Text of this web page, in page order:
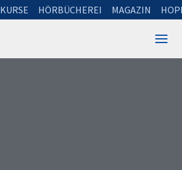
KURSE HÖRBÜCHEREI MAGAZIN